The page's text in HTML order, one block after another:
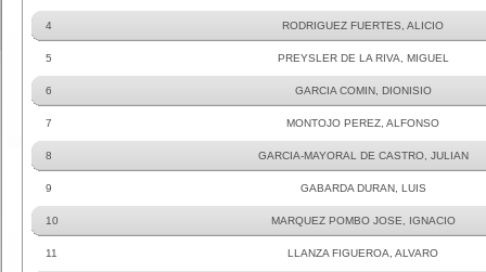
4 RODRIGUEZ FUERTES, ALICIO
5 PREYSLER DE LA RIVA, MIGUEL
6 GARCIA COMIN, DIONISIO
7 MONTOJO PEREZ, ALFONSO
8 GARCIA-MAYORAL DE CASTRO, JULIAN
9 GABARDA DURAN, LUIS
10 MARQUEZ POMBO JOSE, IGNACIO
11 LLANZA FIGUEROA, ALVARO